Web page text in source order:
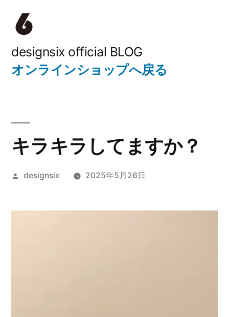
designsix official BLOG
オンラインショップへ戻る
キラキラしてますか？
投
designsix 2025年5月26日